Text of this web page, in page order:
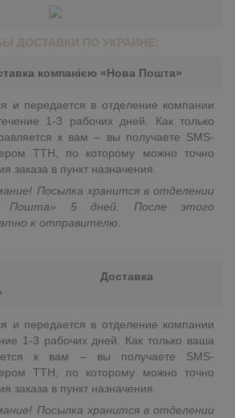
ДОСТАВКИ ПО УКРАИНЕ:
компанією «Нова Пошта»
и передается в отделение компании
1-3 рабочих дней. Как только
к вам – вы получаете SMS-
ТТН, по которому можно точно
заказа в пункт назначения.
Посылка хранится в отделении
Пошта» 5 дней. После этого
к отправителю.
Доставка
и передается в отделение компании
1-3 рабочих дней. Как только ваша
к вам – вы получаете SMS-
ТТН, по которому можно точно
заказа в пункт назначения.
Посылка хранится в отделении